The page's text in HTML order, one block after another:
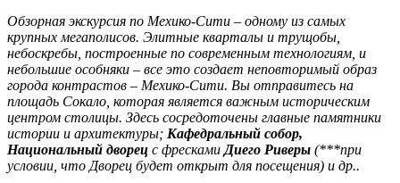
Обзорная экскурсия по Мехико-Сити – одному из самых
крупных мегаполисов. Элитные кварталы и трущобы,
небоскребы, построенные по современным технологиям, и
небольшие особняки – все это создает неповторимый образ
города контрастов – Мехико-Сити. Вы отправитесь на
площадь Сокало, которая является важным историческим
центром столицы. Здесь сосредоточены главные памятники
истории и архитектуры; Кафедральный собор,
Национальный дворец с фресками Диего Риверы (***при
условии, что Дворец будет открыт для посещения) и др..